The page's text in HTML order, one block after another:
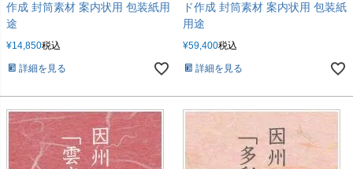
作成 封筒素材 案内状用 包装紙用
途
¥14,850税込
詳細を見る
ド作成 封筒素材 案内状用 包装紙
用途
¥59,400税込
詳細を見る